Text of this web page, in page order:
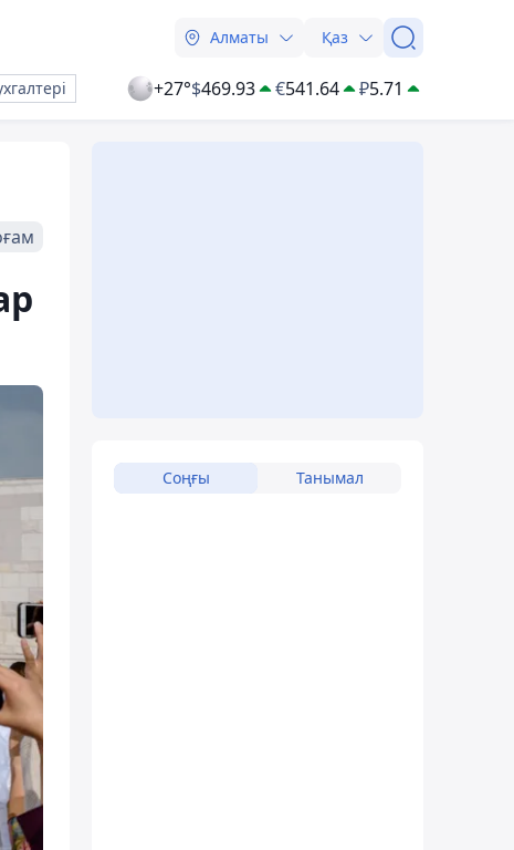
Алматы Қаз
+27°$469.93 €541.64 ₽5.71
Соңғы Танымал